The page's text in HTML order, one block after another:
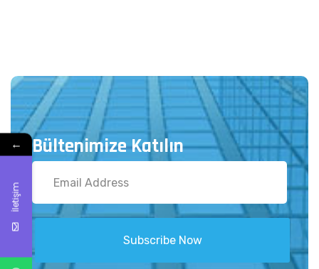
Bültenimize Katılın
Subscribe Now
←
İletişim